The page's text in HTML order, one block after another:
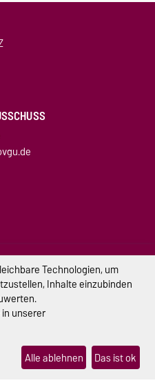
Technologien, um
Inhalte einzubinden
unserer
Alle ablehnen Das ist ok